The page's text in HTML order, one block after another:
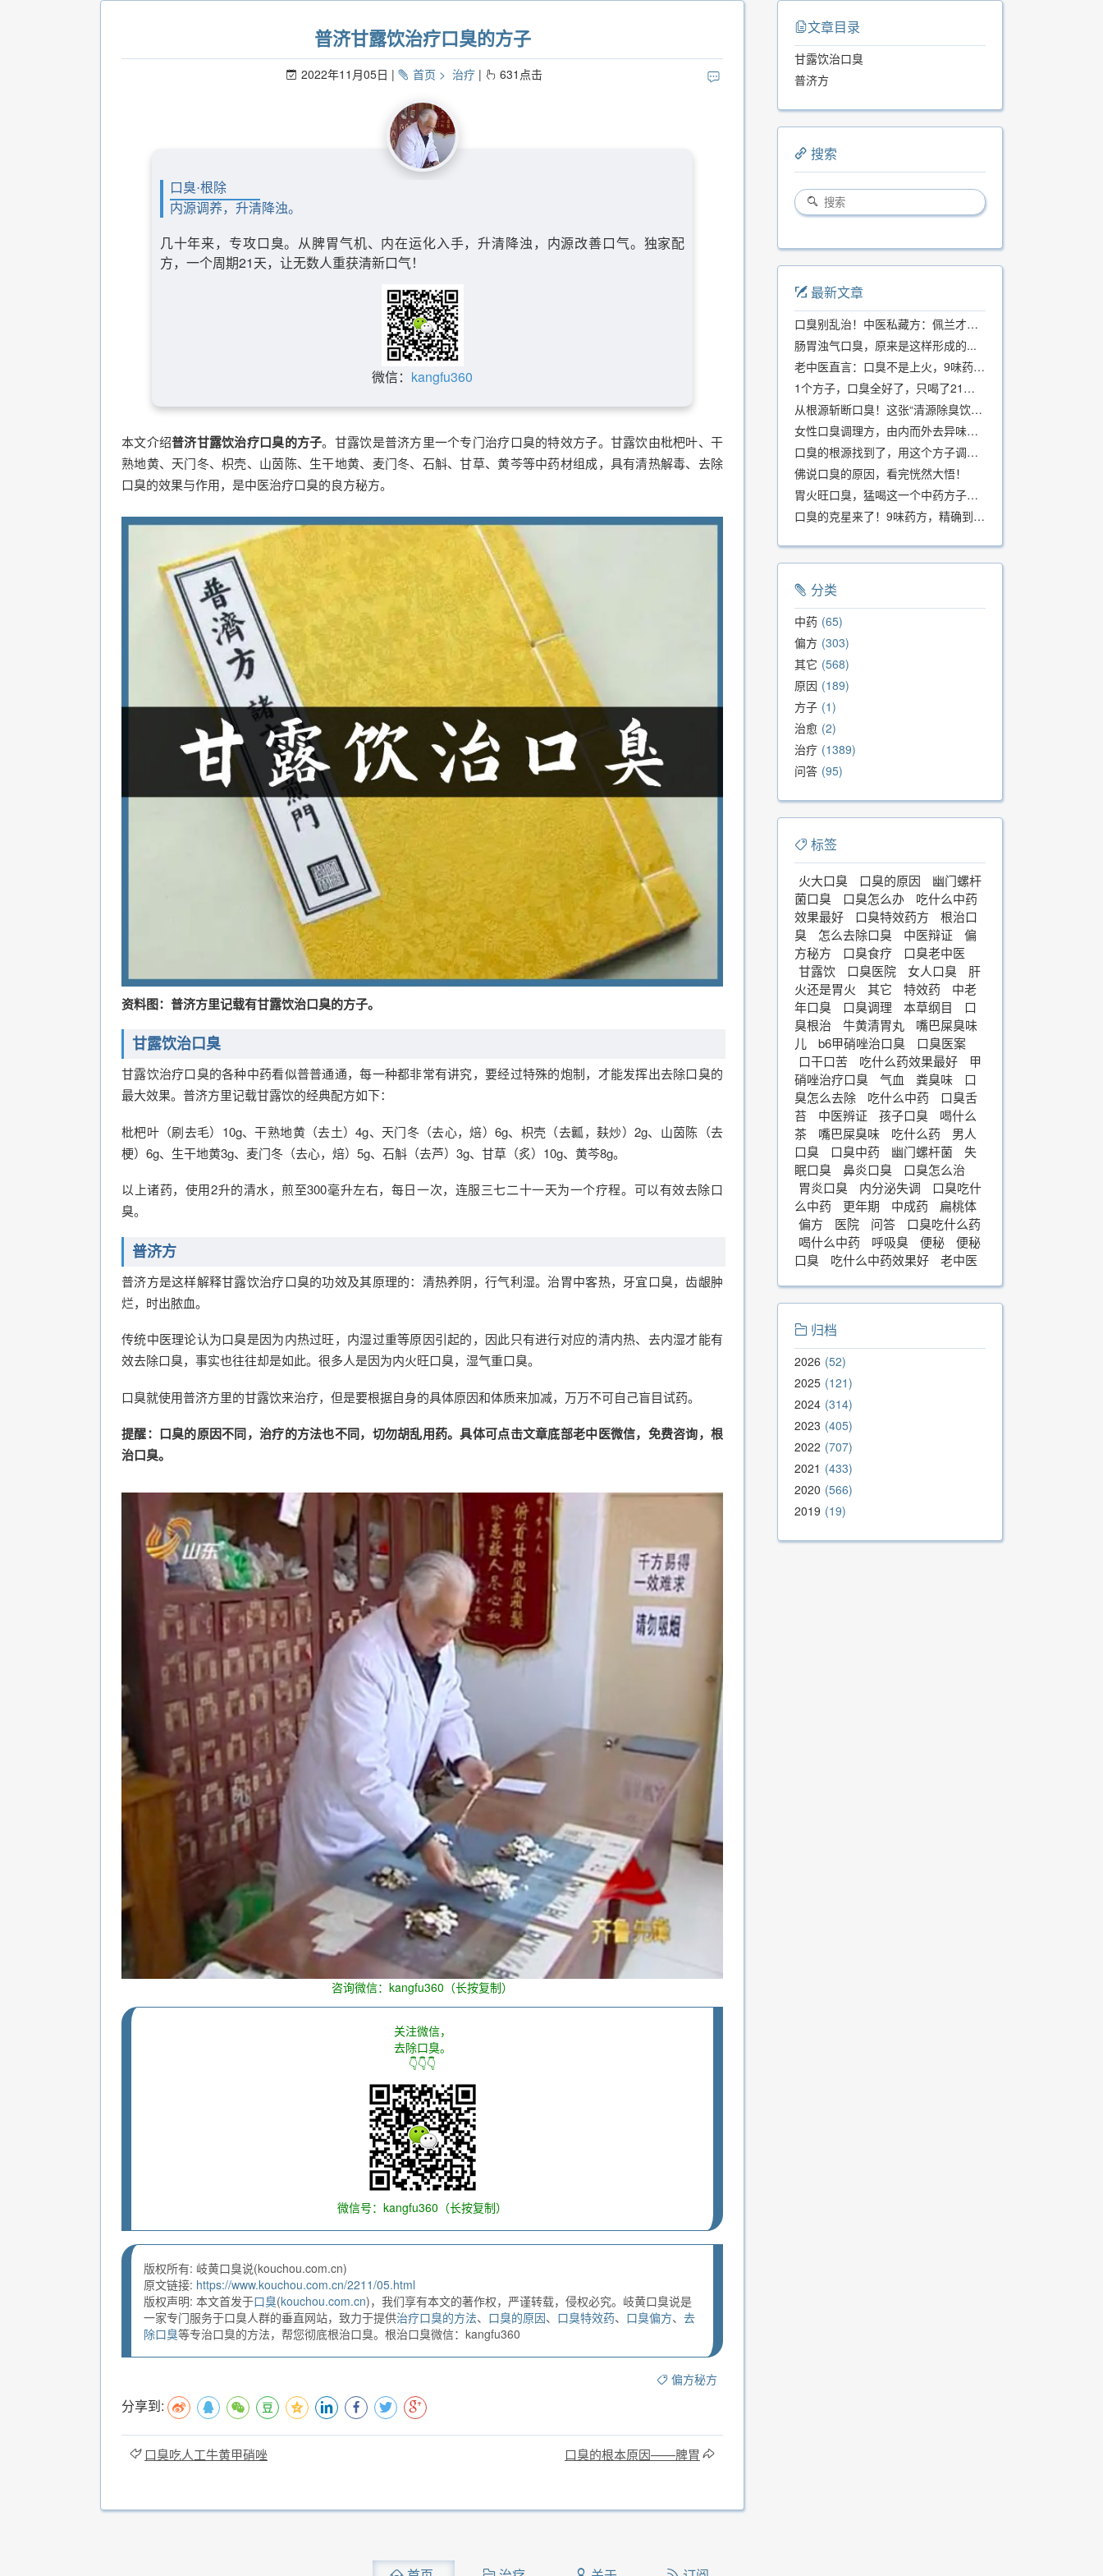
普济甘露饮治疗口臭的方子
2022年11月05日 首页 治疗 631 点击
口臭·根除
内源调养，升清降浊。
几十年来，专攻口臭。从脾胃气机、内在运化入手，升清降浊，内源改善口气。独家配
方，一个周期21天，让无数人重获清新口气！
微信： kangfu360
本文介绍普济甘露饮治疗口臭的方子。甘露饮是普济方里一个专门治疗口臭的特效方子。甘露饮由枇杷叶、干
熟地黄、天门冬、枳壳、山茵陈、生干地黄、麦门冬、石斛、甘草、黄芩等中药材组成，具有清热解毒、去除
口臭的效果与作用，是中医治疗口臭的良方秘方。
资料图：普济方里记载有甘露饮治口臭的方子。
甘露饮治口臭
甘露饮治疗口臭的各种中药看似普普通通，每一种都非常有讲究，要经过特殊的炮制，才能发挥出去除口臭的
最大效果。普济方里记载甘露饮的经典配方如下：
枇杷叶（刷去毛）10g、干熟地黄（去土）4g、天门冬（去心，焙）6g、枳壳（去瓤，麸炒）2g、山茵陈（去
梗）6g、生干地黄3g、麦门冬（去心，焙）5g、石斛（去芦）3g、甘草（炙）10g、黄芩8g。
以上诸药，使用2升的清水，煎至300毫升左右，每日一次，连服三七二十一天为一个疗程。可以有效去除口
臭。
普济方
普济方是这样解释甘露饮治疗口臭的功效及其原理的：清热养阴，行气利湿。治胃中客热，牙宜口臭，齿龈肿
烂，时出脓血。
传统中医理论认为口臭是因为内热过旺，内湿过重等原因引起的，因此只有进行对应的清内热、去内湿才能有
效去除口臭，事实也往往却是如此。很多人是因为内火旺口臭，湿气重口臭。
口臭就使用普济方里的甘露饮来治疗，但是要根据自身的具体原因和体质来加减，万万不可自己盲目试药。
提醒：口臭的原因不同，治疗的方法也不同，切勿胡乱用药。具体可点击文章底部老中医微信，免费咨询，根
治口臭。
咨询微信：kangfu360（长按复制）
关注微信，
去除口臭。
👇👇👇
微信号：kangfu360（长按复制）
版权所有: 岐黄口臭说(kouchou.com.cn)
原文链接: https://www.kouchou.com.cn/2211/05.html
版权声明: 本文首发于口臭(kouchou.com.cn)，我们享有本文的著作权，严谨转载，侵权必究。岐黄口臭说是
一家专门服务于口臭人群的垂直网站，致力于提供治疗口臭的方法、 口臭的原因、 口臭特效药、 口臭偏方、 去
除口臭等专治口臭的方法，帮您彻底根治口臭。根治口臭微信：kangfu360
偏方秘方
分享到:
口臭吃人工牛黄甲硝唑 口臭的根本原因——脾胃
文章目录
甘露饮治口臭
普济方
搜索
最新文章
口臭别乱治！中医私藏方：佩兰才是口气克星，喝一周就清爽
肠胃浊气口臭，原来是这样形成的...
老中医直言：口臭不是上火，9味药食同源方，21天根除不反复
1个方子，口臭全好了，只喝了21天！
从根源斩断口臭！这张“清源除臭饮”方子，我用了几十年，效果真不错
女性口臭调理方，由内而外去异味，女性体质专用！
口臭的根源找到了，用这个方子调理，21天口吐芬芳！
佛说口臭的原因，看完恍然大悟！
胃火旺口臭，猛喝这一个中药方子就好了！
口臭的克星来了！9味药方，精确到克、药食同源、安全有效，速看！
分类
中药 65
偏方 303
其它 568
原因 189
方子 1
治愈 2
治疗 1389
问答 95
标签
火大口臭 口臭的原因
幽门螺杆
菌口臭
口臭怎么办
吃什么中药
效果最好
口臭特效药方
根治口
臭
怎么去除口臭 中医辩证
偏
方秘方
口臭食疗
口臭老中医
甘露饮
口臭医院 女人口臭
肝
火还是胃火
其它 特效药
中老
年口臭
口臭调理 本草纲目
口
臭根治
牛黄清胃丸
嘴巴屎臭味
儿
b6甲硝唑治口臭
口臭医案
口干口苦
吃什么药效果最好
甲
硝唑治疗口臭
气血 粪臭味
口
臭怎么去除
吃什么中药
口臭舌
苔
中医辨证 孩子口臭
喝什么
茶
嘴巴屎臭味 吃什么药
男人
口臭
口臭中药 幽门螺杆菌
失
眠口臭
鼻炎口臭
口臭怎么治
胃炎口臭
内分泌失调
口臭吃什
么中药
更年期 中成药
扁桃体
偏方
医院 问答
口臭吃什么药
喝什么中药
呼吸臭 便秘
便秘
口臭
吃什么中药效果好 老中医
归档
2026 52
2025 121
2024 314
2023 405
2022 707
2021
433
2020 566
2019 19